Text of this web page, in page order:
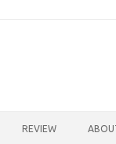
REVIEW